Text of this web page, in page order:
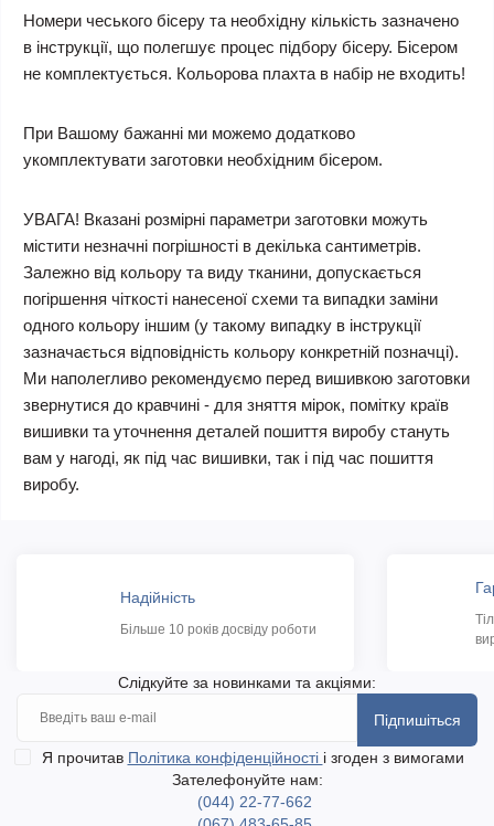
Номери чеського бісеру та необхідну кількість зазначено
в інструкції, що полегшує процес підбору бісеру. Бісером
не комплектується. Кольорова плахта в набір не входить!
При Вашому бажанні ми можемо додатково
укомплектувати заготовки необхідним бісером.
УВАГА! Вказані розмірні параметри заготовки можуть
містити незначні погрішності в декілька сантиметрів.
Залежно від кольору та виду тканини, допускається
погіршення чіткості нанесеної схеми та випадки заміни
одного кольору іншим (у такому випадку в інструкції
зазначається відповідність кольору конкретній позначці).
Ми наполегливо рекомендуємо перед вишивкою заготовки
звернутися до кравчині - для зняття мірок, помітку країв
вишивки та уточнення деталей пошиття виробу стануть
вам у нагоді, як під час вишивки, так і під час пошиття
виробу.
Надійність
Більше 10 років досвіду роботи
Слідкуйте за новинками та акціями:
Підпишіться
Я прочитав Політика конфіденційності і згоден з вимогами
Зателефонуйте нам:
(044) 22-77-662